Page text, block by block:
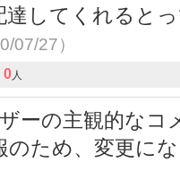
達してくれると
07/27）
0人
ーの主観的なコ
のため、変更に